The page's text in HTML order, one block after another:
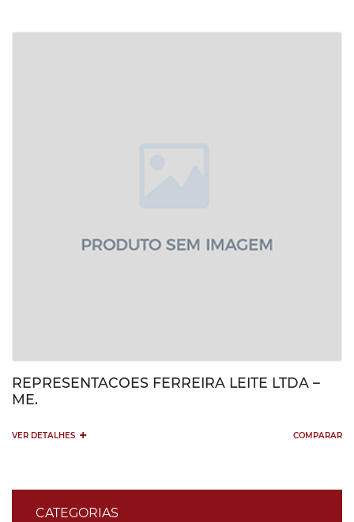
CATEGORIAS
REPRESENTACOES FERREIRA LEITE LTDA –
ME.
VER DETALHES + COMPARAR